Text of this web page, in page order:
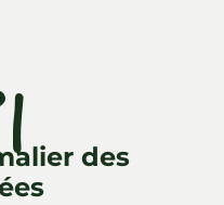
des